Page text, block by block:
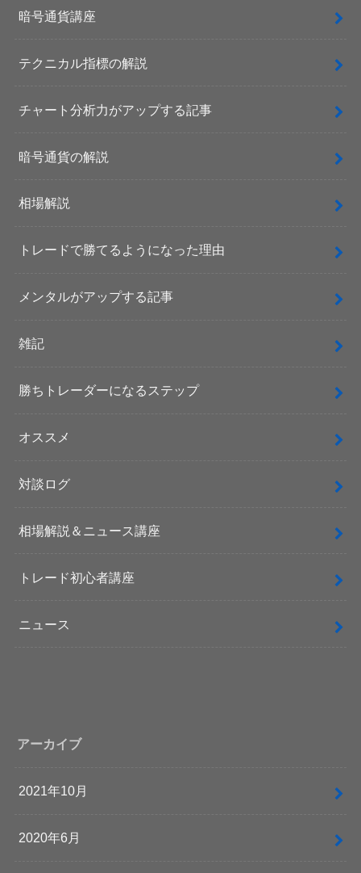
暗号通貨講座
テクニカル指標の解説
チャート分析力がアップする記事
暗号通貨の解説
相場解説
トレードで勝てるようになった理由
メンタルがアップする記事
雑記
勝ちトレーダーになるステップ
オススメ
対談ログ
相場解説＆ニュース講座
トレード初心者講座
ニュース
アーカイブ
2021年10月
2020年6月